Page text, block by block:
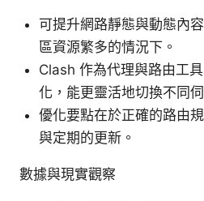
可提升網路靜態與動態內
區資源繁多的情況下。
Clash 作為代理與路由工
化，能更靈活地切換不同
優化要點在於正確的路由
與定期的更新。
數據與現實觀察